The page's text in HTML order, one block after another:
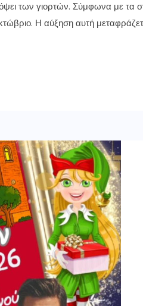
των γιορτών. Σύμφωνα με τα
Η αύξηση αυτή